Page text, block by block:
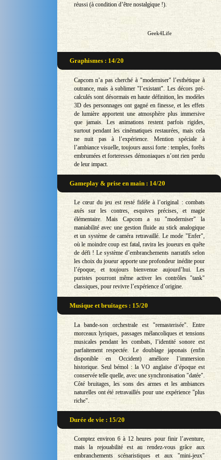
réussi (à condition d’être nostalgique !).
Geek4Life
Graphismes : 14/20
Capcom n’a pas cherché à "moderniser" l’esthétique à
outrance, mais à sublimer "l’existant". Les décors pré-
calculés sont désormais en haute définition, les modèles
3D des personnages ont gagné en finesse, et les effets
de lumière apportent une atmosphère plus immersive
que jamais. Les animations restent parfois rigides,
surtout pendant les cinématiques restaurées, mais cela
ne nuit pas à l’expérience. Mention spéciale à
l’ambiance visuelle, toujours aussi forte : temples, forêts
embrumées et forteresses démoniaques n’ont rien perdu
de leur impact.
Gameplay & prise en main : 14/20
Le cœur du jeu est resté fidèle à l’original : combats
axés sur les contres, esquives précises, et magie
élémentaire. Mais Capcom a su "moderniser" la
maniabilité avec une gestion fluide au stick analogique
et un système de caméra retravaillé. Le mode "Enfer",
où le moindre coup est fatal, ravira les joueurs en quête
de défi ! Le système d’embranchements narratifs selon
les choix du joueur apporte une profondeur inédite pour
l’époque, et toujours bienvenue aujourd’hui. Les
puristes pourront même activer les contrôles "tank"
classiques, pour revivre l’expérience d’origine.
Musique et bruitages : 15/20
La bande-son orchestrale est "remasterisée". Entre
morceaux lyriques, passages mélancoliques et tensions
musicales pendant les combats, l’identité sonore est
parfaitement respectée. Le doublage japonais (enfin
disponible en Occident) améliore l’immersion
historique. Seul bémol : la VO anglaise d’époque est
conservée telle quelle, avec une synchronisation "datée".
Côté bruitages, les sons des armes et les ambiances
naturelles ont été retravaillés pour une expérience "plus
riche".
Durée de vie : 15/20
Comptez environ 6 à 12 heures pour finir l’aventure,
mais la rejouabilité est au rendez-vous grâce aux
embranchements scénaristiques et aux "mini-jeux"